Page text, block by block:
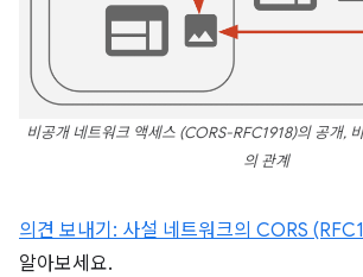
비공개 네트워크 액세스 (CORS-RFC1918)의 공개,
의 관계
의견 보내기: 사설 네트워크의 CORS
알아보세요.